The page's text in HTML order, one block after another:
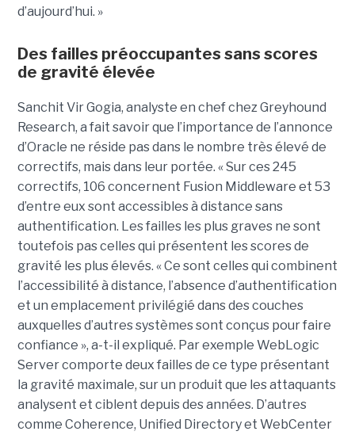
d’aujourd’hui. »
Des failles préoccupantes sans scores
de gravité élevée
Sanchit Vir Gogia, analyste en chef chez Greyhound
Research, a fait savoir que l’importance de l’annonce
d’Oracle ne réside pas dans le nombre très élevé de
correctifs, mais dans leur portée. « Sur ces 245
correctifs, 106 concernent Fusion Middleware et 53
d’entre eux sont accessibles à distance sans
authentification. Les failles les plus graves ne sont
toutefois pas celles qui présentent les scores de
gravité les plus élevés. « Ce sont celles qui combinent
l’accessibilité à distance, l’absence d’authentification
et un emplacement privilégié dans des couches
auxquelles d’autres systèmes sont conçus pour faire
confiance », a-t-il expliqué. Par exemple WebLogic
Server comporte deux failles de ce type présentant
la gravité maximale, sur un produit que les attaquants
analysent et ciblent depuis des années. D’autres
comme Coherence, Unified Directory et WebCenter